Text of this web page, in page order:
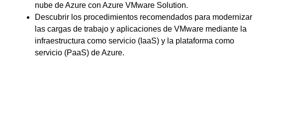
nube de Azure con Azure VMware Solution.
Descubrir los procedimientos recomendados para modernizar
las cargas de trabajo y aplicaciones de VMware mediante la
infraestructura como servicio (IaaS) y la plataforma como
servicio (PaaS) de Azure.